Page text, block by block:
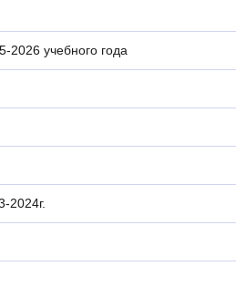
учебного года
2024г.